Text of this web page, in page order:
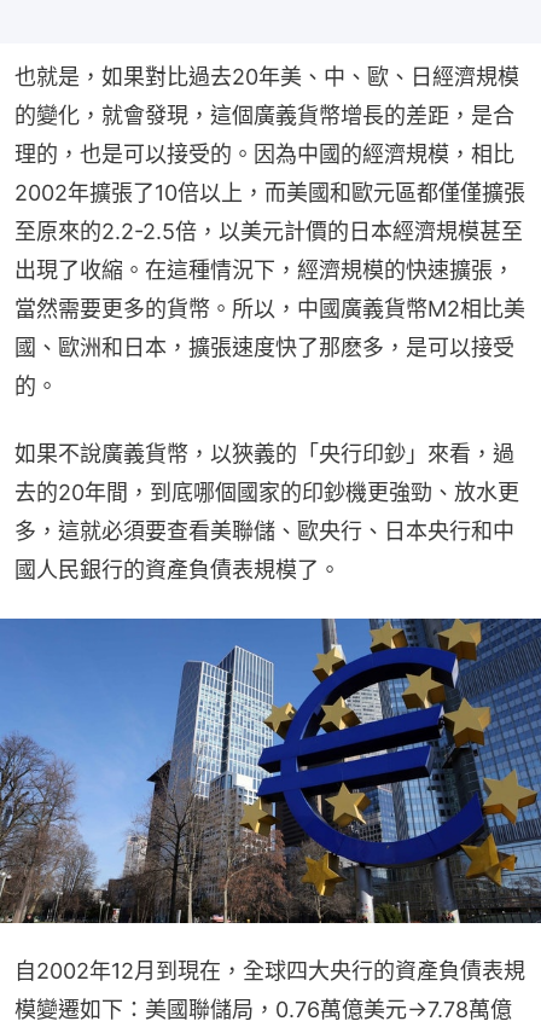
也就是，如果對比過去20年美、中、歐、日經濟規模
的變化，就會發現，這個廣義貨幣增長的差距，是合
理的，也是可以接受的。因為中國的經濟規模，相比
2002年擴張了10倍以上，而美國和歐元區都僅僅擴張
至原來的2.2-2.5倍，以美元計價的日本經濟規模甚至
出現了收縮。在這種情況下，經濟規模的快速擴張，
當然需要更多的貨幣。所以，中國廣義貨幣M2相比美
國、歐洲和日本，擴張速度快了那麽多，是可以接受
的。
如果不說廣義貨幣，以狹義的「央行印鈔」來看，過
去的20年間，到底哪個國家的印鈔機更強勁、放水更
多，這就必須要查看美聯儲、歐央行、日本央行和中
國人民銀行的資產負債表規模了。
自2002年12月到現在，全球四大央行的資產負債表規
模變遷如下：美國聯儲局，0.76萬億美元→7.78萬億